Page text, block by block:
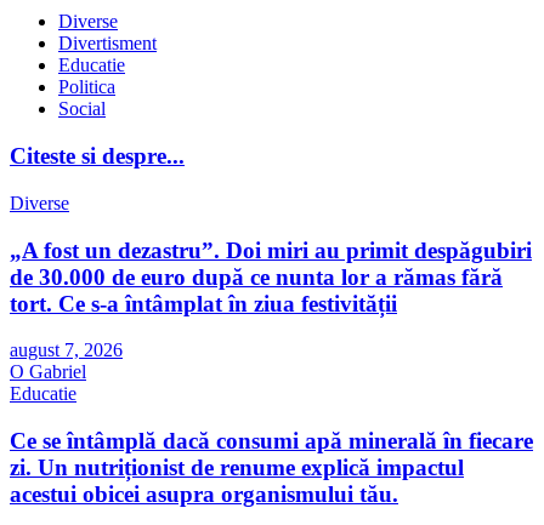
Diverse
Divertisment
Educatie
Politica
Social
Citeste si despre...
Diverse
„A fost un dezastru”. Doi miri au primit despăgubiri
de 30.000 de euro după ce nunta lor a rămas fără
tort. Ce s-a întâmplat în ziua festivității
august 7, 2026
O Gabriel
Educatie
Ce se întâmplă dacă consumi apă minerală în fiecare
zi. Un nutriționist de renume explică impactul
acestui obicei asupra organismului tău.